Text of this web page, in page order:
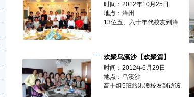
漳州拜访余山老师【欢聚篇】
时间：2012年10月25日
地点：漳州
13位五、六十年代校友到漳
欢聚乌溪沙【欢聚篇】
时间：2012年6月29日
地点：乌溪沙
高十组5班旅港澳校友到访该